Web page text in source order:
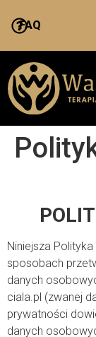
FAQ
Niniejsza
sposobach
danych
ciala.pl (zwanej
prywatności
danych